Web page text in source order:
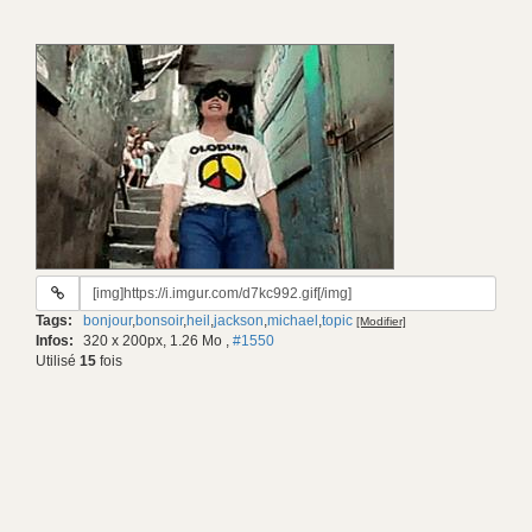
URL
gif:
Tags: bonjour,bonsoir,heil ,jackson,michael ,topic [Modifier]
Infos: 320 x 200px, 1.26 Mo , #1550
Utilisé 15 fois